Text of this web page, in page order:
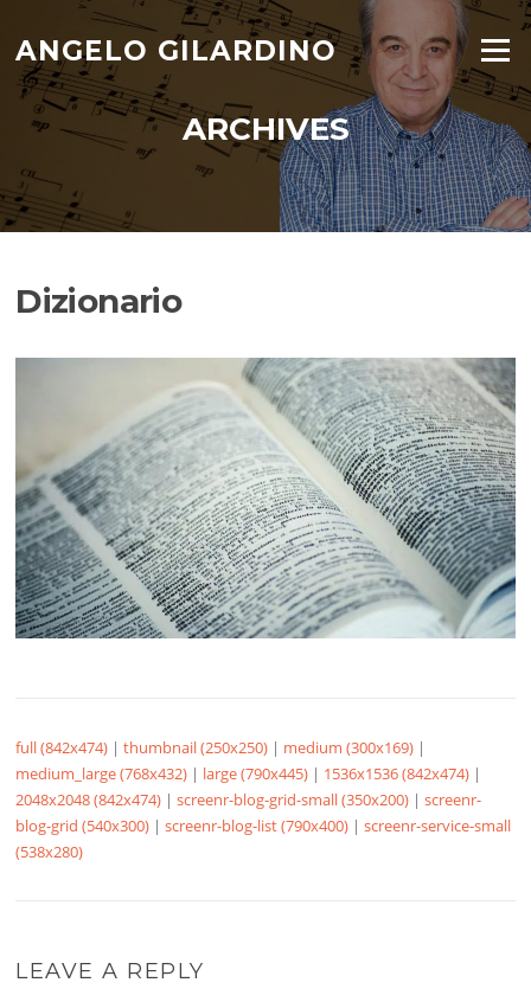
content
ANGELO GILARDINO Menu
ARCHIVES
Dizionario
full (842x474) |thumbnail (250x250) | medium (300x169) |
medium_large (768x432) | large (790x445) | 1536x1536 (842x474) |
2048x2048 (842x474) |screenr-blog-grid-small (350x200) |screenr-
blog-grid (540x300) |screenr-blog-list (790x400) |screenr-service-small
(538x280)
LEAVE A REPLY